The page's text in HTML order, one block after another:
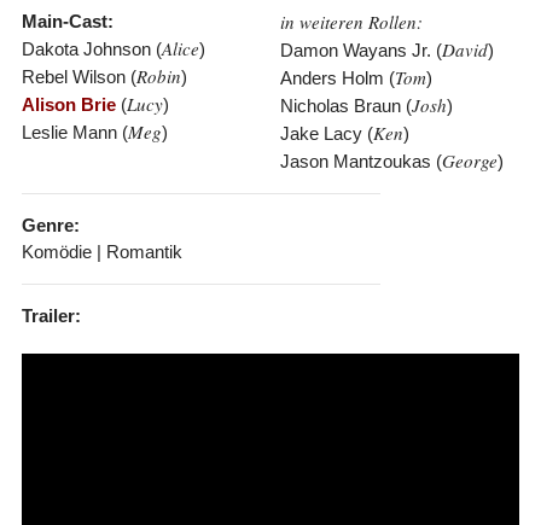
Main-Cast:
Dakota Johnson (Alice)
Rebel Wilson (Robin)
Alison Brie(Lucy)
Leslie Mann (Meg)
in weiteren Rollen:
Damon Wayans Jr. (David)
Anders Holm (Tom)
Nicholas Braun (Josh)
Jake Lacy (Ken)
Jason Mantzoukas (George)
Genre:
Komödie | Romantik
Trailer: